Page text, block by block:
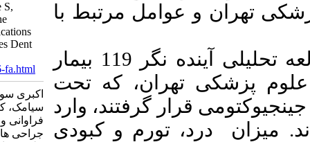
مرتبط با
119
بیمار
که تحت
وارد
و کبودی
Akbari S, Lashgari A, Yaghobee S,
Kanounisabet N. Determining the
Frequency, Severity and Complications
After Periodontal Surgeries. J Res Dent
Sci 2024; 21 (3) :181-189
URL:http://jrds.ir/article-1-1506-fa.html
اکبری سولماز، لشگری علی، یعقوبی
سیامک، کانونی ثابت نگار. بررسی
فراوانی و شدت عوارض متعاقب انواع
جراحی های پریودنتال. مجله تحقیق در